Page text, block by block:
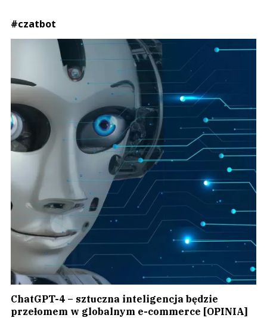
#czatbot
ChatGPT-4 – sztuczna inteligencja będzie
przełomem w globalnym e-commerce [OPINIA]